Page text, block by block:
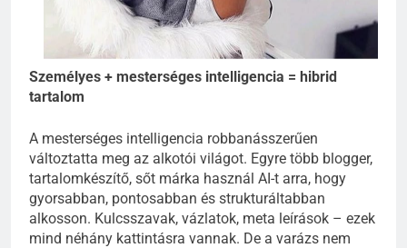
Személyes + mesterséges intelligencia = hibrid
tartalom
A mesterséges intelligencia robbanásszerűen
változtatta meg az alkotói világot. Egyre több blogger,
tartalomkészítő, sőt márka használ AI-t arra, hogy
gyorsabban, pontosabban és strukturáltabban
alkosson. Kulcsszavak, vázlatok, meta leírások – ezek
mind néhány kattintásra vannak. De a varázs nem